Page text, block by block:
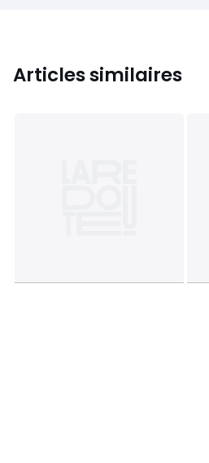
Articles similaires